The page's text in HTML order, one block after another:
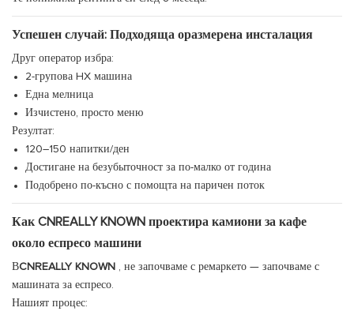
Успешен случай: Подходяща оразмерена инсталация
Друг оператор избра:
2-групова HX машина
Една мелница
Изчистено, просто меню
Резултат:
120–150 напитки/ден
Достигане на безубыточност за по-малко от година
Подобрено по-късно с помощта на паричен поток
Как CNREALLY KNOWN проектира камиони за кафе
около еспресо машини
ВCNREALLY KNOWN , не започваме с ремаркето — започваме с
машината за еспресо.
Нашият процес: